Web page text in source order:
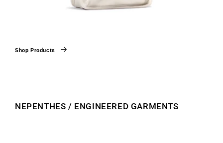
Shop Products
NEPENTHES / ENGINEERED GARMENTS